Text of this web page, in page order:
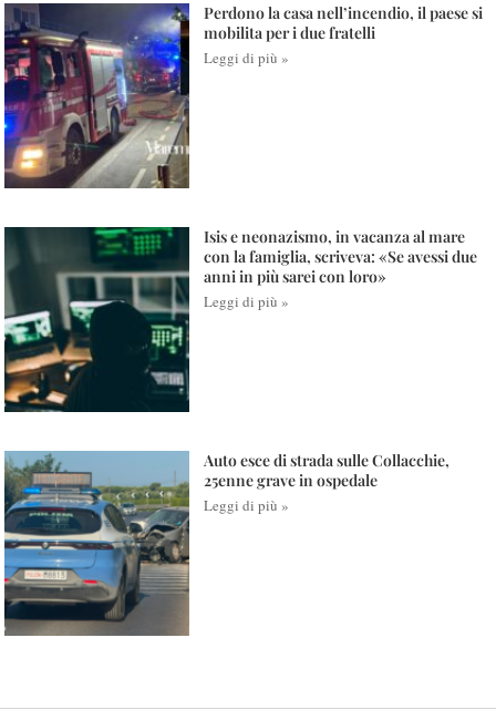
Perdono la casa nell’incendio, il paese si
mobilita per i due fratelli
Leggi di più »
Isis e neonazismo, in vacanza al mare
con la famiglia, scriveva: «Se avessi due
anni in più sarei con loro»
Leggi di più »
Auto esce di strada sulle Collacchie,
25enne grave in ospedale
Leggi di più »